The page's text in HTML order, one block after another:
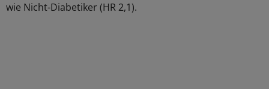
wie Nicht-Diabetiker (HR 2,1).